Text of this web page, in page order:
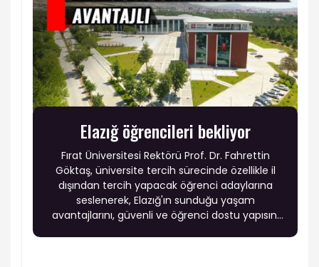
Elazığ öğrencileri bekliyor
Fırat Üniversitesi Rektörü Prof. Dr. Fahrettin
Göktaş, üniversite tercih sürecinde özellikle il
dışından tercih yapacak öğrenci adaylarına
seslenerek, Elazığ'ın sunduğu yaşam
avantajlarını, güvenli ve öğrenci dostu yapısını